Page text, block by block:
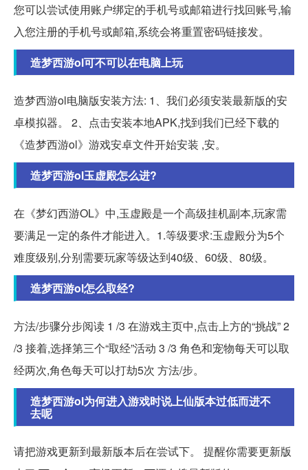
您可以尝试使用账户绑定的手机号或邮箱进行找回账号,输
入您注册的手机号或邮箱,系统会将重置密码链接发。
造梦西游ol可不可以在电脑上玩
造梦西游ol电脑版安装方法: 1、我们必须安装最新版的安
卓模拟器。 2、点击安装本地APK,找到我们已经下载的
《造梦西游ol》游戏安卓文件开始安装 ,安。
造梦西游ol玉虚殿怎么进?
在《梦幻西游OL》中,玉虚殿是一个高级挂机副本,玩家需
要满足一定的条件才能进入。1.等级要求:玉虚殿分为5个
难度级别,分别需要玩家等级达到40级、60级、80级。
造梦西游ol怎么取经?
方法/步骤分步阅读 1 /3 在游戏主页中,点击上方的“挑战” 2
/3 接着,选择第三个“取经”活动 3 /3 角色和宠物每天可以取
经两次,角色每天可以打劫5次 方法/步。
造梦西游ol为何进入游戏时说上仙版本过低而进不
去呢
请把游戏更新到最新版本后在尝试下。 提醒你需要更新版